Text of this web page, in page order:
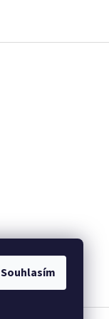
Souhlasím